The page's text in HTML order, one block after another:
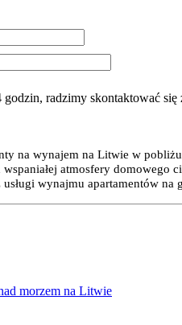
godzin, radzimy skontaktować
na wynajem na Litwie w
atmosfery domowego
wynajmu apartamentów
morzem na Litwie